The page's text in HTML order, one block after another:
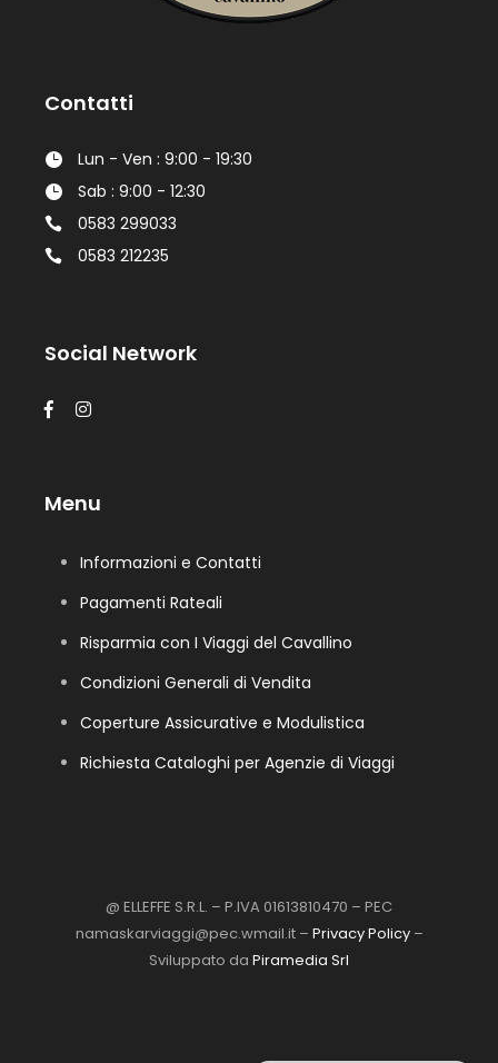
Contatti
Lun - Ven : 9:00 - 19:30
Sab : 9:00 - 12:30
0583 299033
0583 212235
Social Network
Menu
Informazioni e Contatti
Pagamenti Rateali
Risparmia con I Viaggi del Cavallino
Condizioni Generali di Vendita
Coperture Assicurative e Modulistica
Richiesta Cataloghi per Agenzie di Viaggi
@ ELLEFFE S.R.L. – P.IVA 01613810470 – PEC
namaskarviaggi@pec.wmail.it – Privacy Policy–
Sviluppato da Piramedia Srl